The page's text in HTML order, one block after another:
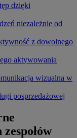
dzięki
niezależnie od
z dowolnego
aktywowania
wizualna w
posprzedażowej